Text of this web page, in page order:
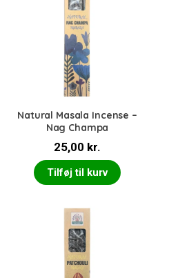
Natural Masala Incense –
Nag Champa
25,00 kr.
Tilføj til kurv